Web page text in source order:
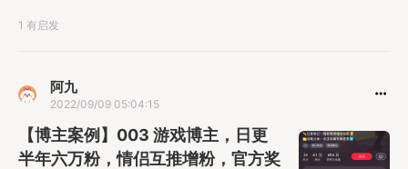
内容详尽，此外对店铺有小的推荐承接，后续
转化带货空间大
1 有启发
阿九
2022/09/09 05:04:15
【博主案例】003 游戏博主，日更
半年六万粉，情侣互推增粉，官方奖